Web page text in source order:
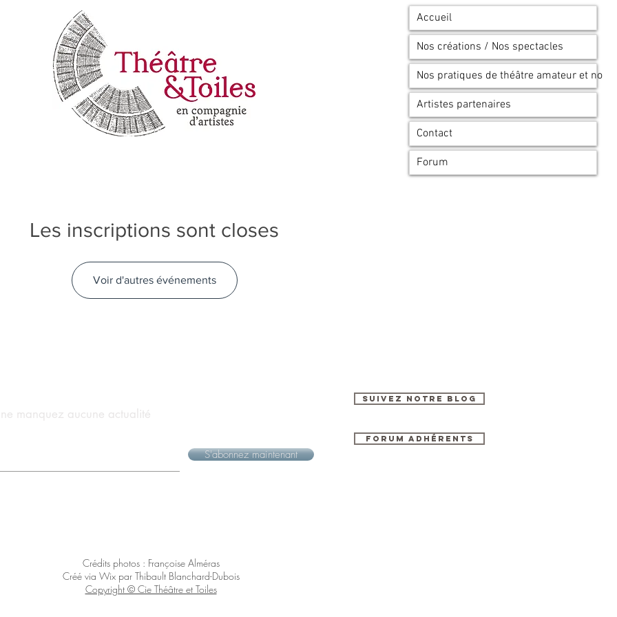
Accueil
Nos créations / Nos spectacles
Nos pratiques de théâtre amateur et no
Artistes partenaires
Contact
Forum
Les inscriptions sont closes
Voir d'autres événements
manquez aucune actualité
S'abonnez maintenant
Suivez notre blog
Forum Adhérents
Crédits photos : Françoise Alméras
Créé via Wix par Thibault Blanchard-Dubois
Copyright © Cie Théâtre et Toiles